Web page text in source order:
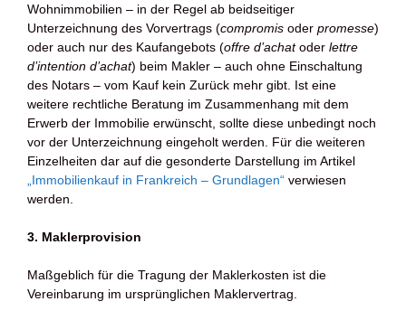
Wohnimmobilien – in der Regel ab beidseitiger
Unterzeichnung des Vorvertrags (compromis oder promesse)
oder auch nur des Kaufangebots (offre d’achatoder lettre
d’intention d’achat) beim Makler – auch ohne Einschaltung
des Notars – vom Kauf kein Zurück mehr gibt. Ist eine
weitere rechtliche Beratung im Zusammenhang mit dem
Erwerb der Immobilie erwünscht, sollte diese unbedingt noch
vor der Unterzeichnung eingeholt werden. Für die weiteren
Einzelheiten dar auf die gesonderte Darstellung im Artikel
„Immobilienkauf in Frankreich – Grundlagen“ verwiesen
werden.
3. Maklerprovision
Maßgeblich für die Tragung der Maklerkosten ist die
Vereinbarung im ursprünglichen Maklervertrag.